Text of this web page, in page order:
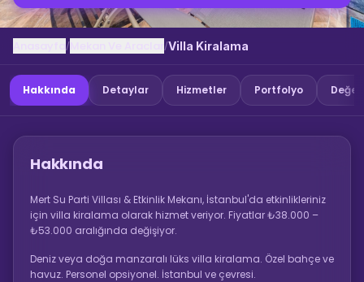
/ /Villa Kiralama
Hakkında Detaylar Hizmetler Portfolyo
Hakkında
Mert Su Parti Villası & Etkinlik Mekanı, İstanbul'da etkinlikleriniz
için villa kiralama olarak hizmet veriyor. Fiyatlar ₺38.000 –
₺53.000 aralığında değişiyor.
Deniz veya doğa manzaralı lüks villa kiralama. Özel bahçe ve
havuz. Personel opsiyonel. İstanbul ve çevresi.